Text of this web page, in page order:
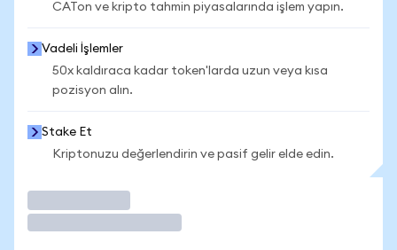
CATon ve kripto tahmin piyasalarında işlem yapın.
Vadeli İşlemler
50x kaldıraca kadar token'larda uzun veya kısa
pozisyon alın.
Stake Et
Kriptonuzu değerlendirin ve pasif gelir elde edin.